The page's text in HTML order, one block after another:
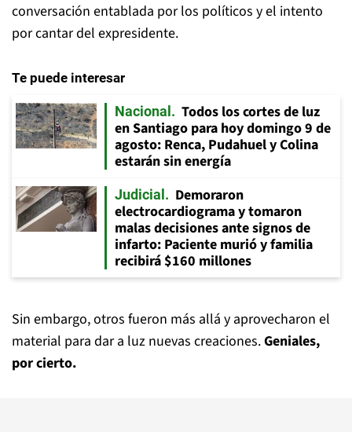
conversación entablada por los políticos y el intento
por cantar del expresidente.
Te puede interesar
Nacional
Todos los cortes de luz
en Santiago para hoy domingo 9 de
agosto: Renca, Pudahuel y Colina
estarán sin energía
Judicial
Demoraron
electrocardiograma y tomaron
malas decisiones ante signos de
infarto: Paciente murió y familia
recibirá $160 millones
Sin embargo, otros fueron más allá y aprovecharon el
material para dar a luz nuevas creaciones.Geniales,
por cierto.